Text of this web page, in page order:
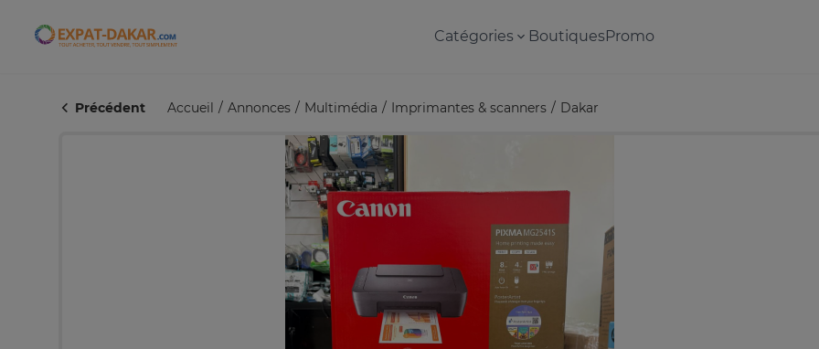
Expat-Dakar Catégories BoutiquesPromo
Précédent Accueil Annonces Multimédia Imprimantes & scanners Dakar